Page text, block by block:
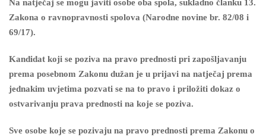
Na natječaj se mogu javiti osobe oba spola, sukladno članku 13.
Zakona o ravnopravnosti spolova (Narodne novine br. 82/08 i
69/17).
Kandidat koji se poziva na pravo prednosti pri zapošljavanju
prema posebnom Zakonu dužan je u prijavi na natječaj prema
jednakim uvjetima pozvati se na to pravo i priložiti dokaz o
ostvarivanju prava prednosti na koje se poziva.
Sve osobe koje se pozivaju na pravo prednosti prema Zakonu o